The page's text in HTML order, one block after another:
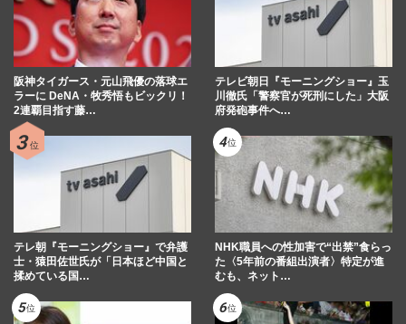
阪神タイガース・元山飛優の落球エ
ラーに DeNA・牧秀悟もビックリ！
2連覇目指す藤…
テレビ朝日『モーニングショー』玉
川徹氏「警察官が死刑にした」大阪
府発砲事件へ…
テレ朝『モーニングショー』で弁護
士・猿田佐世氏が「日本ほど中国と
揉めている国…
NHK職員への性加害で“出禁”食らっ
た〈5年前の番組出演者〉特定が進
むも、ネット…